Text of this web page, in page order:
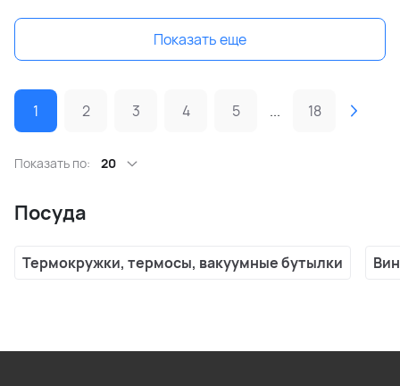
Показать еще
1 2 3 4 5 ... 18
Показать по: 20
Посуда
Термокружки, термосы, вакуумные бутылки